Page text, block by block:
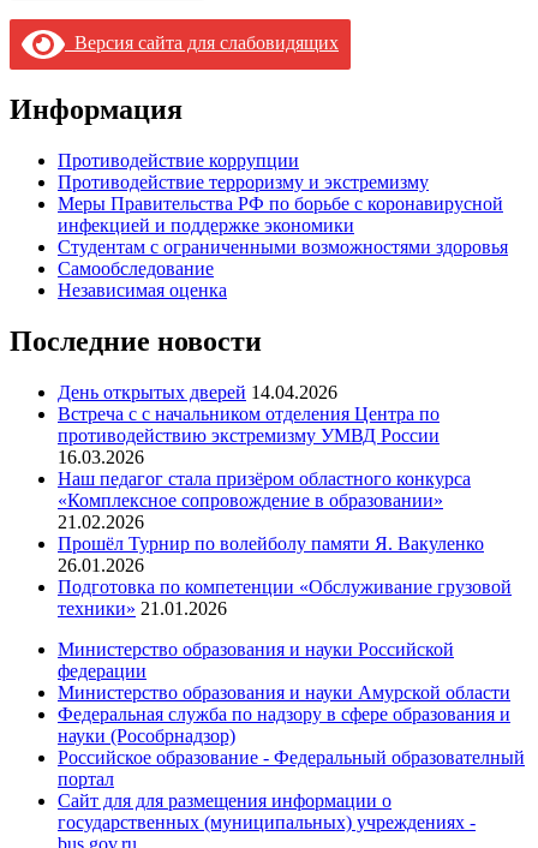
Версия сайта для слабовидящих
Информация
Противодействие коррупции
Противодействие терроризму и экстремизму
Меры Правительства РФ по борьбе с коронавирусной
инфекцией и поддержке экономики
Студентам с ограниченными возможностями здоровья
Самообследование
Независимая оценка
Последние новости
День открытых дверей 14.04.2026
Встреча с с начальником отделения Центра по
противодействию экстремизму УМВД России
16.03.2026
Наш педагог стала призёром областного конкурса
«Комплексное сопровождение в образовании»
21.02.2026
Прошёл Турнир по волейболу памяти Я. Вакуленко
26.01.2026
Подготовка по компетенции «Обслуживание грузовой
техники» 21.01.2026
Министерство образования и науки Российской
федерации
Министерство образования и науки Амурской области
Федеральная служба по надзору в сфере образования и
науки (Рособрнадзор)
Российское образование - Федеральный образователный
портал
Сайт для для размещения информации о
государственных (муниципальных) учреждениях -
bus.gov.ru